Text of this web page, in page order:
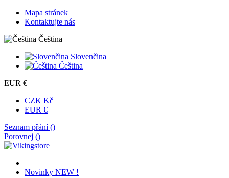
Mapa stránek
Kontaktujte nás
Čeština
Slovenčina
Čeština
EUR €
CZK Kč
EUR €
Seznam přání ()
Porovnej ()
Novinky NEW !